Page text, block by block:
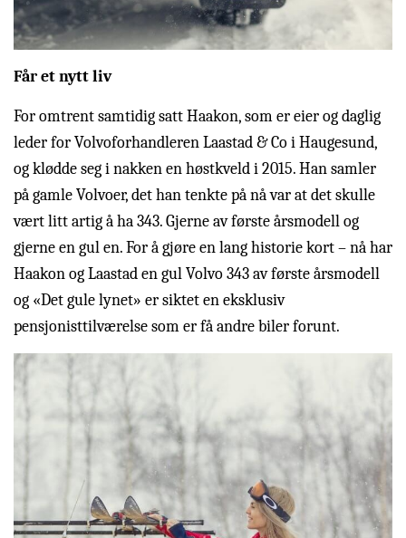
Får et nytt liv
For omtrent samtidig satt Haakon, som er eier og daglig
leder for Volvoforhandleren Laastad & Co i Haugesund,
og klødde seg i nakken en høstkveld i 2015. Han samler
på gamle Volvoer, det han tenkte på nå var at det skulle
vært litt artig å ha 343. Gjerne av første årsmodell og
gjerne en gul en. For å gjøre en lang historie kort – nå har
Haakon og Laastad en gul Volvo 343 av første årsmodell
og «Det gule lynet» er siktet en eksklusiv
pensjonisttilværelse som er få andre biler forunt.